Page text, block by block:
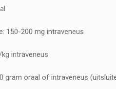
150-200 mg intraveneus
intraveneus
gram oraal of intraveneus